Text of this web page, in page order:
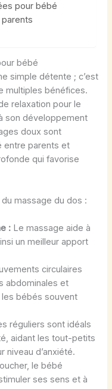
pour bébé
bébé
simple détente ; c’est
multiples bénéfices.
relaxation pour le
son développement
doux sont
entre parents et
qui favorise
massage du dos :
: Le massage aide à
un meilleur apport
circulaires
abdominales et
les bébés souvent
réguliers sont idéals
aidant les tout-petits
niveau d’anxiété.
le bébé
ses sens et à